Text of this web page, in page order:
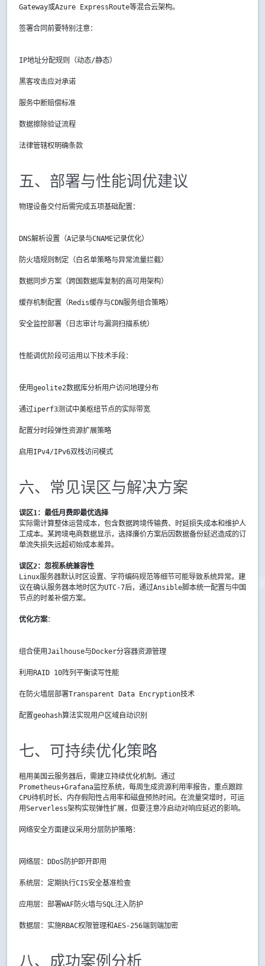
Gateway或Azure ExpressRoute等混合云架构。
签署合同前要特别注意：
IP地址分配规则（动态/静态）
黑客攻击应对承诺
服务中断赔偿标准
数据擦除验证流程
法律管辖权明确条款
五、部署与性能调优建议
物理设备交付后需完成五项基础配置：
DNS解析设置（A记录与CNAME记录优化）
防火墙规则制定（白名单策略与异常流量拦截）
数据同步方案（跨国数据库复制的高可用架构）
缓存机制配置（Redis缓存与CDN服务组合策略）
安全监控部署（日志审计与漏洞扫描系统）
性能调优阶段可运用以下技术手段：
使用geolite2数据库分析用户访问地理分布
通过iperf3测试中美枢纽节点的实际带宽
配置分时段弹性资源扩展策略
启用IPv4/IPv6双栈访问模式
六、常见误区与解决方案
误区1：最低月费即最优选择
实际需计算整体运营成本，包含数据跨境传输费、时延损失成本和维护人
工成本。某跨境电商数据显示，选择廉价方案后因数据备份延迟造成的订
单流失损失远超初始成本差异。
误区2：忽视系统兼容性
Linux服务器默认时区设置、字符编码规范等细节可能导致系统异常。建
议在确认服务器本地时区为UTC-7后，通过Ansible脚本统一配置与中国
节点的时差补偿方案。
优化方案：
组合使用Jailhouse与Docker分容器资源管理
利用RAID 10阵列平衡读写性能
在防火墙层部署Transparent Data Encryption技术
配置geohash算法实现用户区域自动识别
七、可持续优化策略
租用美国云服务器后，需建立持续优化机制。通过
Prometheus+Grafana监控系统，每周生成资源利用率报告，重点跟踪
CPU待机时长、内存假阳性占用率和磁盘预热时间。在流量突增时，可运
用Serverless架构实现弹性扩展，但要注意冷启动对响应延迟的影响。
网络安全方面建议采用分层防护策略：
网络层：DDoS防护即开即用
系统层：定期执行CIS安全基准检查
应用层：部署WAF防火墙与SQL注入防护
数据层：实施RBAC权限管理和AES-256端到端加密
八、成功案例分析